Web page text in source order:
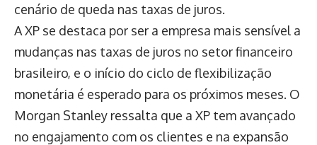
cenário de queda nas taxas de juros.
A XP se destaca por ser a empresa mais sensível a
mudanças nas taxas de juros no setor financeiro
brasileiro, e o início do ciclo de flexibilização
monetária é esperado para os próximos meses. O
Morgan Stanley ressalta que a XP tem avançado
no engajamento com os clientes e na expansão